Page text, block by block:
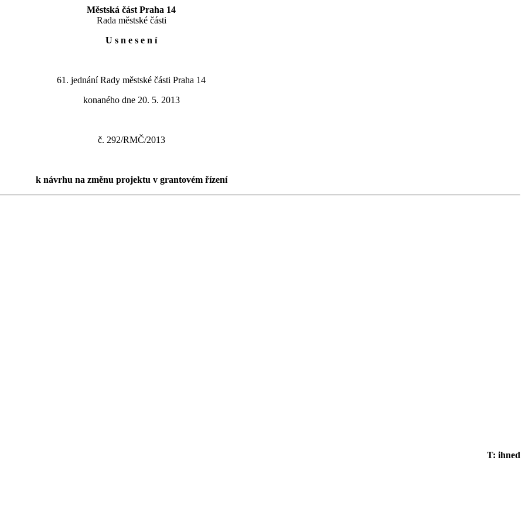
Městská část Praha 14
Rada městské části
U s n e s e n í
61. jednání Rady městské části Praha 14
konaného dne 20. 5. 2013
č. 292/RMČ/2013
k návrhu na změnu projektu v grantovém řízení
T: ihned